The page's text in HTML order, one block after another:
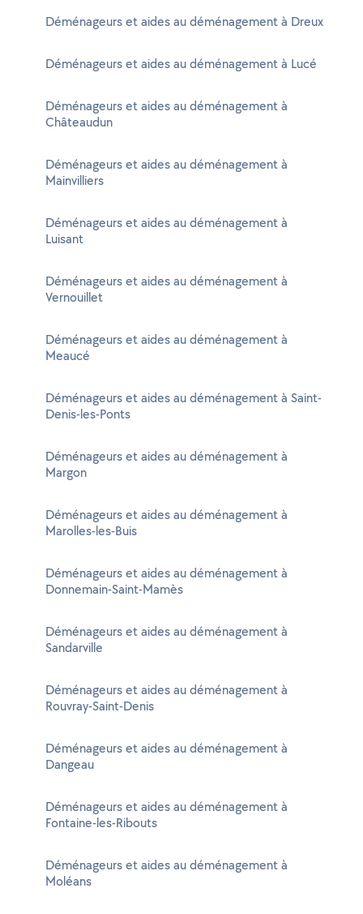
Déménageurs et aides au déménagement à Dreux
Déménageurs et aides au déménagement à Lucé
Déménageurs et aides au déménagement à
Châteaudun
Déménageurs et aides au déménagement à
Mainvilliers
Déménageurs et aides au déménagement à
Luisant
Déménageurs et aides au déménagement à
Vernouillet
Déménageurs et aides au déménagement à
Meaucé
Déménageurs et aides au déménagement à Saint-
Denis-les-Ponts
Déménageurs et aides au déménagement à
Margon
Déménageurs et aides au déménagement à
Marolles-les-Buis
Déménageurs et aides au déménagement à
Donnemain-Saint-Mamès
Déménageurs et aides au déménagement à
Sandarville
Déménageurs et aides au déménagement à
Rouvray-Saint-Denis
Déménageurs et aides au déménagement à
Dangeau
Déménageurs et aides au déménagement à
Fontaine-les-Ribouts
Déménageurs et aides au déménagement à
Moléans